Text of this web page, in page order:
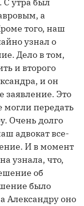
С утра был
а
того, наш
узнал о
Дело в том,
и второго
и он
заявление. Это
могли передать
Очень долго
адвокат все-
И в момент
узнала, что,
об
было
Александру оно